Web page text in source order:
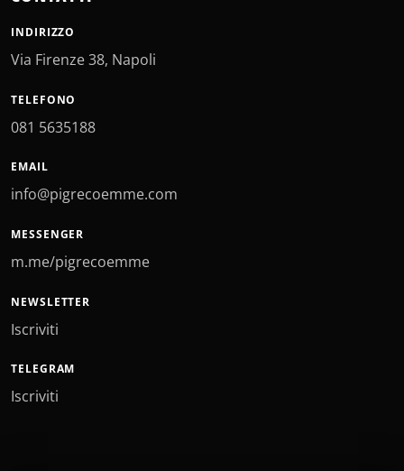
INDIRIZZO
Via Firenze 38, Napoli
TELEFONO
081 5635188
EMAIL
info@pigrecoemme.com
MESSENGER
m.me/pigrecoemme
NEWSLETTER
Iscriviti
TELEGRAM
Iscriviti